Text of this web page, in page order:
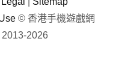
© 香港手機遊戲網
2026